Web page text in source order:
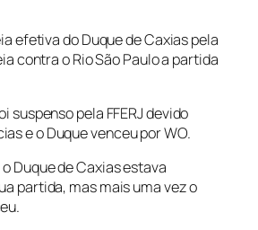
efetiva do Duque de Caxias pela
contra o Rio São Paulo a partida
suspenso pela FFERJ devido
e o Duque venceu por WO.
Duque de Caxias estava
partida, mas mais uma vez o